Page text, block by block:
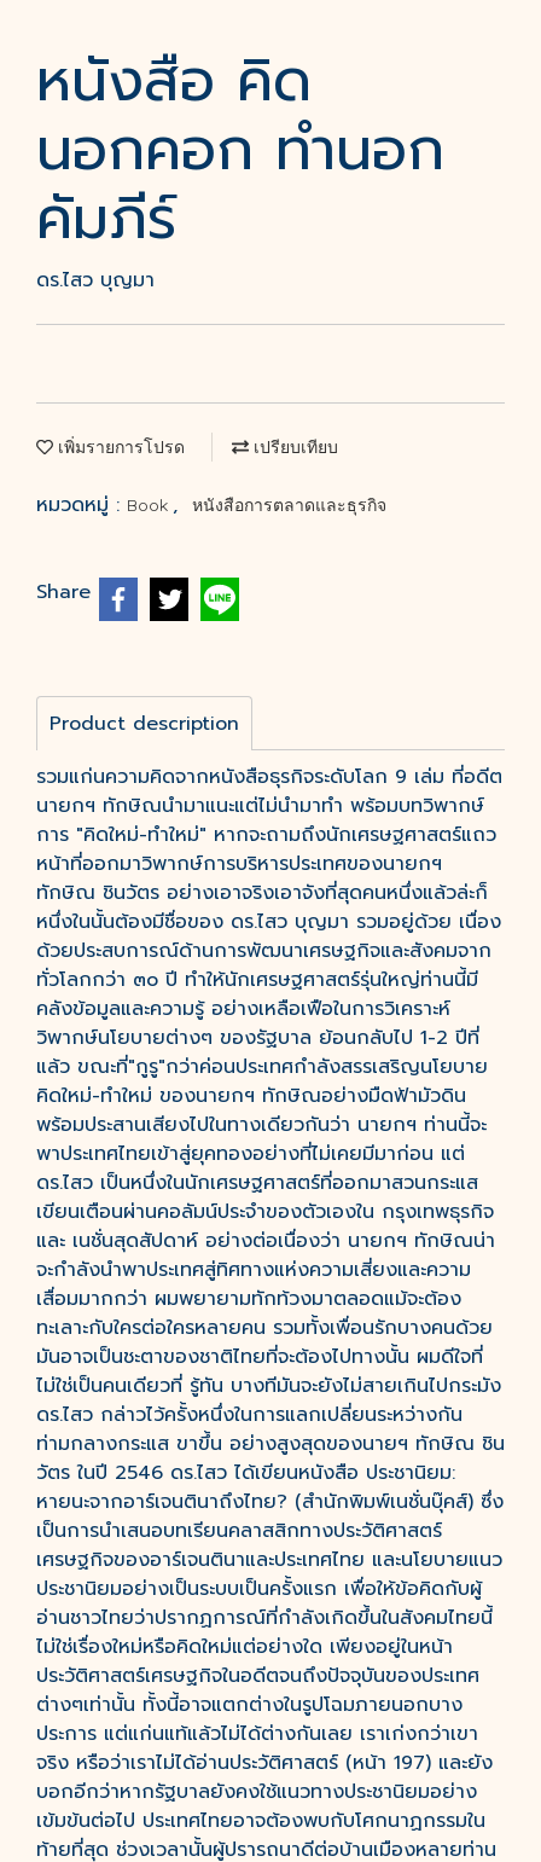
หนังสือ คิด
นอกคอก ทำนอก
คัมภีร์
ดร.ไสว บุญมา
เพิ่มรายการโปรด เปรียบเทียบ
หมวดหมู่ : Book , หนังสือการตลาดและธุรกิจ
Share
Product description
รวมแก่นความคิดจากหนังสือธุรกิจระดับโลก 9 เล่ม ที่อดีต
นายกฯ ทักษิณนำมาแนะแต่ไม่นำมาทำ พร้อมบทวิพากษ์
การ "คิดใหม่-ทำใหม่" หากจะถามถึงนักเศรษฐศาสตร์แถว
หน้าที่ออกมาวิพากษ์การบริหารประเทศของนายกฯ
ทักษิณ ชินวัตร อย่างเอาจริงเอาจังที่สุดคนหนึ่งแล้วล่ะก็
หนึ่งในนั้นต้องมีชื่อของ ดร.ไสว บุญมา รวมอยู่ด้วย เนื่อง
ด้วยประสบการณ์ด้านการพัฒนาเศรษฐกิจและสังคมจาก
ทั่วโลกกว่า ๓๐ ปี ทำให้นักเศรษฐศาสตร์รุ่นใหญ่ท่านนี้มี
คลังข้อมูลและความรู้ อย่างเหลือเฟือในการวิเคราะห์
วิพากษ์นโยบายต่างๆ ของรัฐบาล ย้อนกลับไป 1-2 ปีที่
แล้ว ขณะที่"กูรู"กว่าค่อนประเทศกำลังสรรเสริญนโยบาย
คิดใหม่-ทำใหม่ ของนายกฯ ทักษิณอย่างมืดฟ้ามัวดิน
พร้อมประสานเสียงไปในทางเดียวกันว่า นายกฯ ท่านนี้จะ
พาประเทศไทยเข้าสู่ยุคทองอย่างที่ไม่เคยมีมาก่อน แต่
ดร.ไสว เป็นหนึ่งในนักเศรษฐศาสตร์ที่ออกมาสวนกระแส
เขียนเตือนผ่านคอลัมน์ประจำของตัวเองใน กรุงเทพธุรกิจ
และ เนชั่นสุดสัปดาห์ อย่างต่อเนื่องว่า นายกฯ ทักษิณน่า
จะกำลังนำพาประเทศสู่ทิศทางแห่งความเสี่ยงและความ
เสื่อมมากกว่า ผมพยายามทักท้วงมาตลอดแม้จะต้อง
ทะเลาะกับใครต่อใครหลายคน รวมทั้งเพื่อนรักบางคนด้วย
มันอาจเป็นชะตาของชาติไทยที่จะต้องไปทางนั้น ผมดีใจที่
ไม่ใช่เป็นคนเดียวที่ รู้ทัน บางทีมันจะยังไม่สายเกินไปกระมัง
ดร.ไสว กล่าวไว้ครั้งหนึ่งในการแลกเปลี่ยนระหว่างกัน
ท่ามกลางกระแส ขาขึ้น อย่างสูงสุดของนายฯ ทักษิณ ชิน
วัตร ในปี 2546 ดร.ไสว ได้เขียนหนังสือ ประชานิยม:
หายนะจากอาร์เจนตินาถึงไทย? (สำนักพิมพ์เนชั่นบุ๊คส์) ซึ่ง
เป็นการนำเสนอบทเรียนคลาสสิกทางประวัติศาสตร์
เศรษฐกิจของอาร์เจนตินาและประเทศไทย และนโยบายแนว
ประชานิยมอย่างเป็นระบบเป็นครั้งแรก เพื่อให้ข้อคิดกับผู้
อ่านชาวไทยว่าปรากฏการณ์ที่กำลังเกิดขึ้นในสังคมไทยนี้
ไม่ใช่เรื่องใหม่หรือคิดใหม่แต่อย่างใด เพียงอยู่ในหน้า
ประวัติศาสตร์เศรษฐกิจในอดีตจนถึงปัจจุบันของประเทศ
ต่างๆเท่านั้น ทั้งนี้อาจแตกต่างในรูปโฉมภายนอกบาง
ประการ แต่แก่นแท้แล้วไม่ได้ต่างกันเลย เราเก่งกว่าเขา
จริง หรือว่าเราไม่ได้อ่านประวัติศาสตร์ (หน้า 197) และยัง
บอกอีกว่าหากรัฐบาลยังคงใช้แนวทางประชานิยมอย่าง
เข้มข้นต่อไป ประเทศไทยอาจต้องพบกับโศกนาฏกรรมใน
ท้ายที่สุด ช่วงเวลานั้นผู้ปรารถนาดีต่อบ้านเมืองหลายท่าน